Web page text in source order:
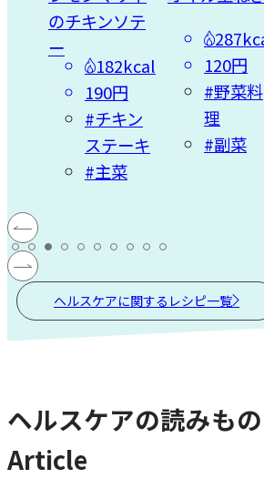
287kcal
120円
#野菜料
理
#副菜
ぶサラダ
244kcal
260円
#サラダ
#副菜
ヘルスケアに関するレシピ一覧
ヘルスケアの読みもの
Article